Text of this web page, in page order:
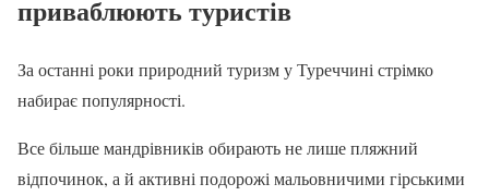
приваблюють туристів
За останні роки природний туризм у Туреччині стрімко
набирає популярності.
Все більше мандрівників обирають не лише пляжний
відпочинок, а й активні подорожі мальовничими гірськими